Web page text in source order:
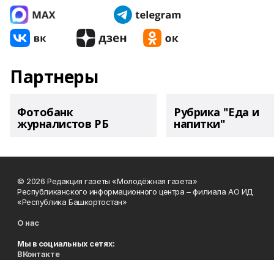
Партнеры
Фотобанк
журналистов РБ
Рубрика "Еда и
напитки"
© 2026 Редакция газеты «Молодёжная газета»
Республиканского информационного центра – филиала АО ИД
«Республика Башкортостан»
О нас
Мы в социальных сетях:
ВКонтакте